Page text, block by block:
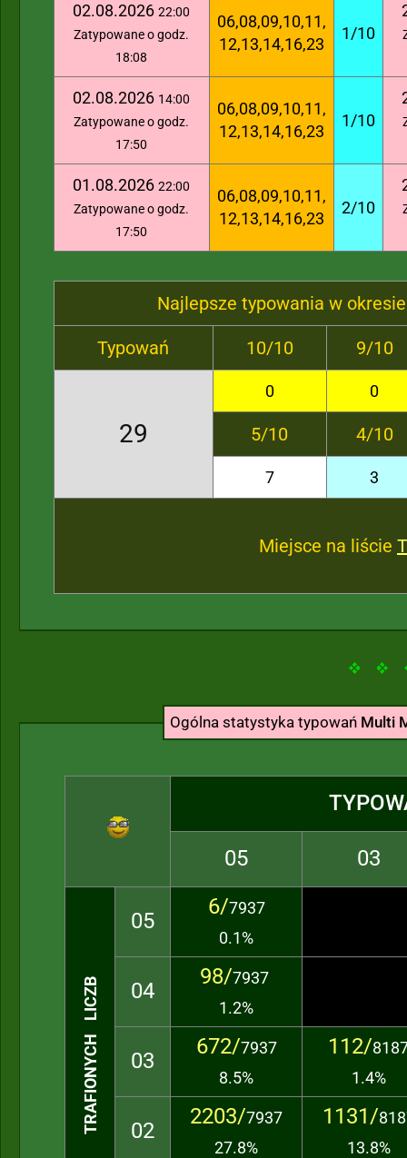
02.08.2026 22:00
Zatypowane o godz.
18:08
06,08,09,10,11,
12,13,14,16,23
1/10
02.08.2026 14:00
Zatypowane o godz.
17:50
06,08,09,10,11,
12,13,14,16,23
1/10
01.08.2026 22:00
Zatypowane o godz.
17:50
06,08,09,10,11,
12,13,14,16,23
2/10
Najlepsze typowania w
Typowań 10/10 9/10
29
0 0
5/10 4/10
7 3
Miejsce na liście
Ogólna statystyka typowań Multi
05 03
TRAFIONYCH LICZB
05
6/7937
0.1%
04
98/7937
1.2%
03
672/7937
8.5%
112/
1.4%
02
2203/7937
27.8%
1131/
13.8%